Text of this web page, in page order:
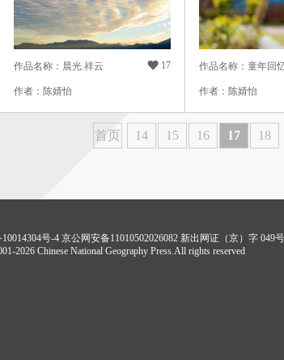
作品名称：晨光.祥云  17
作者：陈婧怡
作品名称：童年回
作者：陈婧怡
首页 14 15 16 17 18
号-4 京公网安备11010502026082 新出网证（京）字 049
2026 Chinese National Geography Press.All rights reserved